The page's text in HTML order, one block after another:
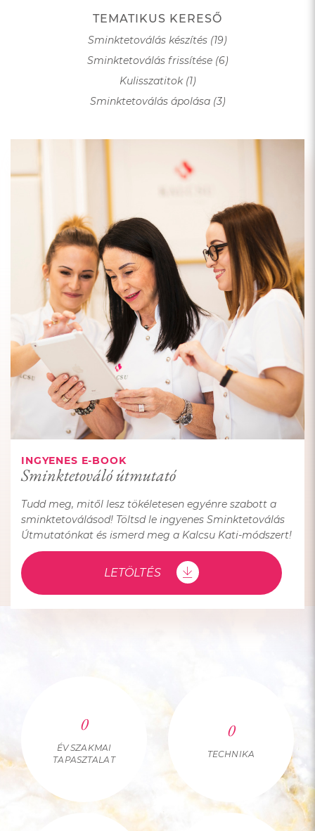
TEMATIKUS KERESŐ
Sminktetoválás készítés (19)
Sminktetoválás frissítése (6)
Kulisszatitok (1)
Sminktetoválás ápolása (3)
INGYENES E-BOOK
Sminktetováló útmutató
Tudd meg, mitől lesz tökéletesen egyénre szabott a
sminktetoválásod! Töltsd le ingyenes Sminktetoválás
Útmutatónkat és ismerd meg a Kalcsu Kati-módszert!
LETÖLTÉS
0
ÉV SZAKMAI
TAPASZTALAT
0
TECHNIKA